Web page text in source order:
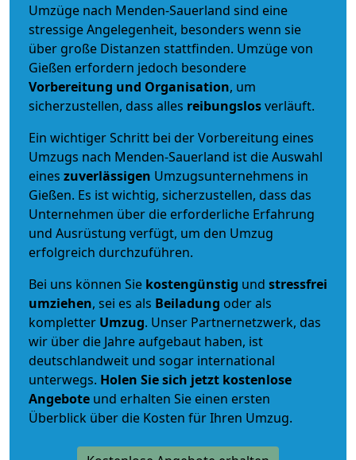
Umzüge nach Menden-Sauerland sind eine
stressige Angelegenheit, besonders wenn sie
über große Distanzen stattfinden. Umzüge von
Gießen erfordern jedoch besondere
Vorbereitung und Organisation, um
sicherzustellen, dass alles reibungslosverläuft.
Ein wichtiger Schritt bei der Vorbereitung eines
Umzugs nach Menden-Sauerland ist die Auswahl
eines zuverlässigen Umzugsunternehmens in
Gießen. Es ist wichtig, sicherzustellen, dass das
Unternehmen über die erforderliche Erfahrung
und Ausrüstung verfügt, um den Umzug
erfolgreich durchzuführen.
Bei uns können Sie kostengünstig und stressfrei
umziehen, sei es als Beiladung oder als
kompletter Umzug. Unser Partnernetzwerk, das
wir über die Jahre aufgebaut haben, ist
deutschlandweit und sogar international
unterwegs. Holen Sie sich jetzt kostenlose
Angebote und erhalten Sie einen ersten
Überblick über die Kosten für Ihren Umzug.